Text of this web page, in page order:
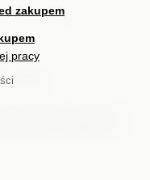
zakupem
pracy
LIPCA 2026
dobrym wyborem i
znajdziesz w